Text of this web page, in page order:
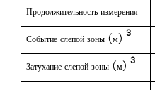
Продолжительность измерения
Событие слепой зоны (м)
3
Затухание слепой зоны (м)
3